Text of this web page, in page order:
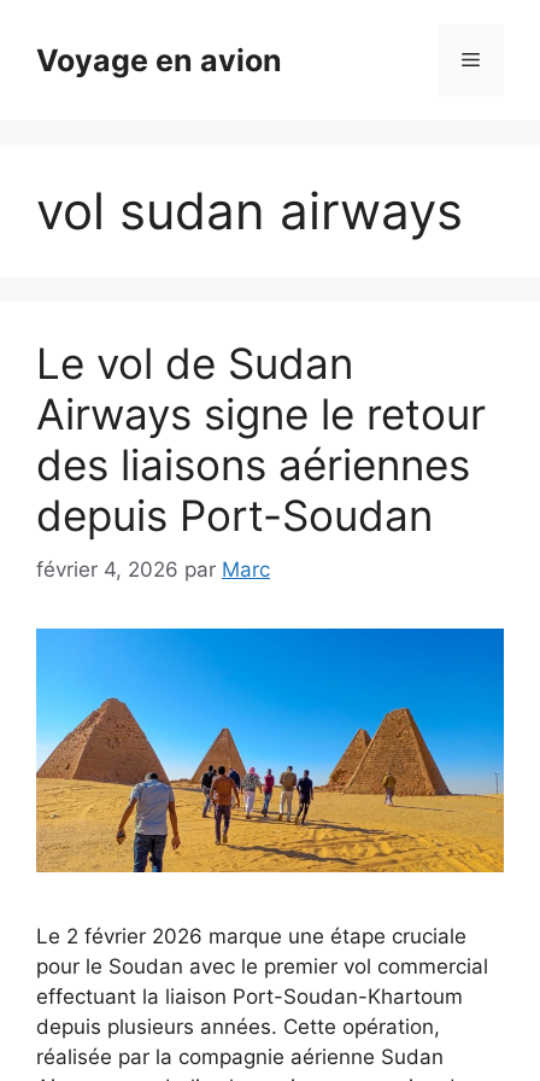
contenuVoyage en avion Menu
vol sudan airways
Le vol de Sudan
Airways signe le retour
des liaisons aériennes
depuis Port-Soudan
février 4, 2026 par Marc
Le 2 février 2026 marque une étape cruciale
pour le Soudan avec le premier vol commercial
effectuant la liaison Port-Soudan-Khartoum
depuis plusieurs années. Cette opération,
réalisée par la compagnie aérienne Sudan